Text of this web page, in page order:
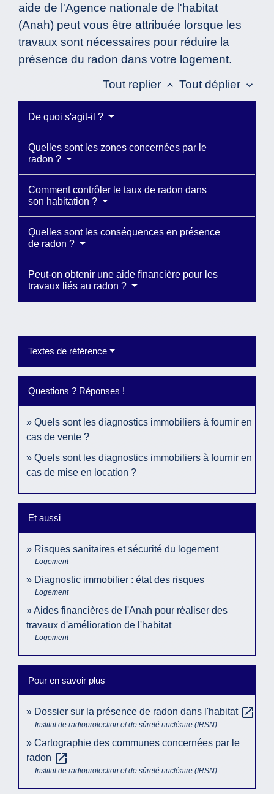
aide de l'Agence nationale de l'habitat
(Anah) peut vous être attribuée lorsque les
travaux sont nécessaires pour réduire la
présence du radon dans votre logement.
Tout replier keyboard_arrow_up Tout déplier keyboard_arrow_down
De quoi s'agit-il ?
Quelles sont les zones concernées par le
radon ?
Comment contrôler le taux de radon dans
son habitation ?
Quelles sont les conséquences en présence
de radon ?
Peut-on obtenir une aide financière pour les
travaux liés au radon ?
Textes de référence
Questions ? Réponses !
Quels sont les diagnostics immobiliers à fournir en
cas de vente ?
Quels sont les diagnostics immobiliers à fournir en
cas de mise en location ?
Et aussi
Risques sanitaires et sécurité du logement
Logement
Diagnostic immobilier : état des risques
Logement
Aides financières de l'Anah pour réaliser des
travaux d'amélioration de l'habitat
Logement
Pour en savoir plus
Dossier sur la présence de radon dans l'habitat open_in_new
Institut de radioprotection et de sûreté nucléaire (IRSN)
Cartographie des communes concernées par le
radon open_in_new
Institut de radioprotection et de sûreté nucléaire (IRSN)